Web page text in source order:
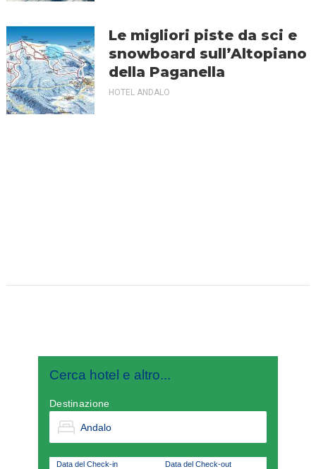
Le migliori piste da sci e
snowboard sull’Altopiano
della Paganella
HOTEL ANDALO
Cerca hotel e altro...
Destinazione
Data del Check-in Data del Check-out